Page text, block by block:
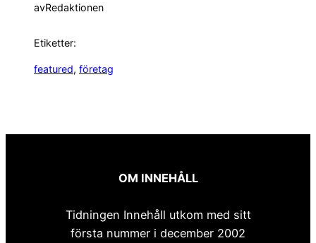
avRedaktionen
Etiketter:
featured, företag
OM INNEHÅLL
Tidningen Innehåll utkom med sitt
första nummer i december 2002